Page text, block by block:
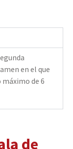
en el que
de 6
de